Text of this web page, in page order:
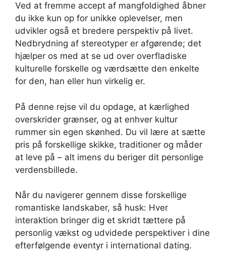
Ved at fremme accept af mangfoldighed åbner
du ikke kun op for unikke oplevelser, men
udvikler også et bredere perspektiv på livet.
Nedbrydning af stereotyper er afgørende; det
hjælper os med at se ud over overfladiske
kulturelle forskelle og værdsætte den enkelte
for den, han eller hun virkelig er.
På denne rejse vil du opdage, at kærlighed
overskrider grænser, og at enhver kultur
rummer sin egen skønhed. Du vil lære at sætte
pris på forskellige skikke, traditioner og måder
at leve på – alt imens du beriger dit personlige
verdensbillede.
Når du navigerer gennem disse forskellige
romantiske landskaber, så husk: Hver
interaktion bringer dig et skridt tættere på
personlig vækst og udvidede perspektiver i dine
efterfølgende eventyr i international dating.